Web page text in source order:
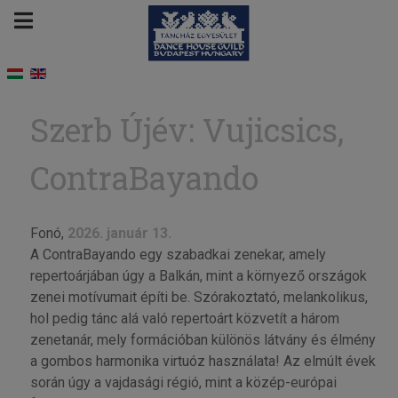
Szerb Újév: Vujicsics,
ContraBayando
Fonó, 2026. január 13.
A ContraBayando egy szabadkai zenekar, amely
repertoárjában úgy a Balkán, mint a környező országok
zenei motívumait építi be. Szórakoztató, melankolikus,
hol pedig tánc alá való repertoárt közvetít a három
zenetanár, mely formációban különös látvány és élmény
a gombos harmonika virtuóz használata! Az elmúlt évek
során úgy a vajdasági régió, mint a közép-európai